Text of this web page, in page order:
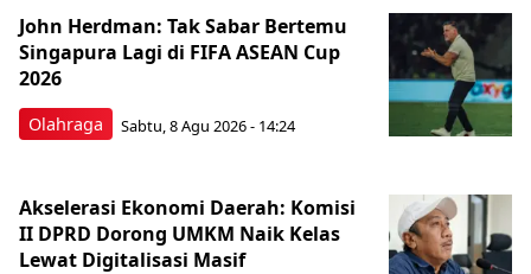
Olahraga
John Herdman: Tak Sabar Bertemu
Singapura Lagi di FIFA ASEAN Cup
2026
Sabtu, 8 Agu 2026 - 14:24
Akselerasi Ekonomi Daerah: Komisi
II DPRD Dorong UMKM Naik Kelas
Lewat Digitalisasi Masif